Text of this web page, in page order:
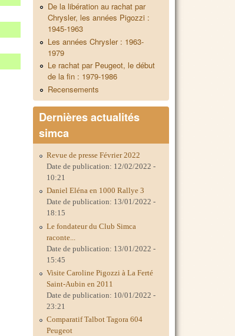
De la libération au rachat par
Chrysler, les années Pigozzi :
1945-1963
Les années Chrysler : 1963-
1979
Le rachat par Peugeot, le début
de la fin : 1979-1986
Recensements
Dernières actualités
simca
Revue de presse Février 2022
Date de publication: 12/02/2022 -
10:21
Daniel Eléna en 1000 Rallye 3
Date de publication: 13/01/2022 -
18:15
Le fondateur du Club Simca
raconte...
Date de publication: 13/01/2022 -
15:45
Visite Caroline Pigozzi à La Ferté
Saint-Aubin en 2011
Date de publication: 10/01/2022 -
23:21
Comparatif Talbot Tagora 604
Peugeot